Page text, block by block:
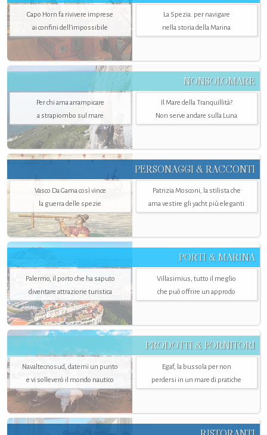
Capo Horn fa rivivere imprese
ai confini dell’impossibile
La Spezia. per navigare
nella storia della Marina
NONSOLOMARE
Per chi ama arrampicare
a strapiombo sul mare
Il Mare della Tranquillità?
Non serve andare sulla Luna
PERSONAGGI & RACCONTI
Vasco Da Gama così vince
la guerra delle spezie
Patrizia Mosconi, la stilista che
ama vestire gli yacht più eleganti
PORTI & MARINA
Palermo, il porto che ha saputo
diventare attrazione turistica
Villasimius, tutto il meglio
che può offrire un approdo
PRODOTTI & FORNITORI
Navaltecnosud, datemi un punto
e vi solleverò il mondo nautico
Egaf, la bussola per non
perdersi in un mare di pratiche